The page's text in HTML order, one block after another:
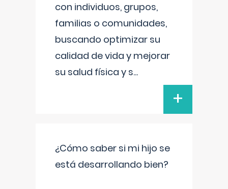
con individuos, grupos,
familias o comunidades,
buscando optimizar su
calidad de vida y mejorar
su salud física y s...
+
¿Cómo saber si mi hijo se
está desarrollando bien?